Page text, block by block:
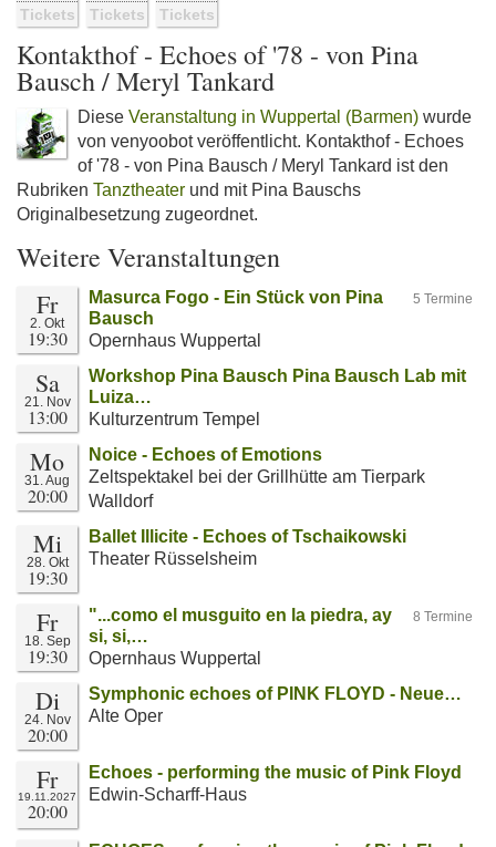
Tickets Tickets Tickets
Kontakthof - Echoes of '78 - von Pina
Bausch / Meryl Tankard
Diese Veranstaltung in Wuppertal (Barmen) wurde
von venyoobot veröffentlicht. Kontakthof - Echoes
of '78 - von Pina Bausch / Meryl Tankard ist den
Rubriken Tanztheater und mit Pina Bauschs
Originalbesetzung zugeordnet.
Weitere Veranstaltungen
Fr
2. Okt
19:30
5 Termine
Masurca Fogo - Ein Stück von Pina
Bausch
Opernhaus Wuppertal
Sa
21. Nov
13:00
Workshop Pina Bausch Pina Bausch Lab mit
Luiza…
Kulturzentrum Tempel
Mo
31. Aug
20:00
Noice - Echoes of Emotions
Zeltspektakel bei der Grillhütte am Tierpark
Walldorf
Mi
28. Okt
19:30
Ballet Illicite - Echoes of Tschaikowski
Theater Rüsselsheim
Fr
18. Sep
19:30
8 Termine
"...como el musguito en la piedra, ay
si, si,…
Opernhaus Wuppertal
Di
24. Nov
20:00
Symphonic echoes of PINK FLOYD - Neue…
Alte Oper
Fr
19.11.2027
20:00
Echoes - performing the music of Pink Floyd
Edwin-Scharff-Haus